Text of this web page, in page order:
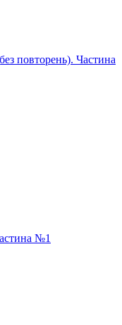
повторень). Частина
№1